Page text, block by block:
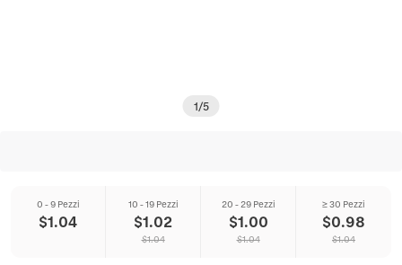
1/5
0 - 9 Pezzi
$1.04
10 - 19 Pezzi
$1.02
$1.04
20 - 29 Pezzi
$1.00
$1.04
≥ 30 Pezzi
$0.98
$1.04